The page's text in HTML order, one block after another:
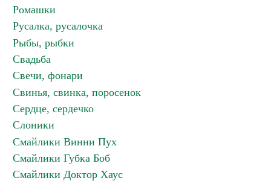
Ромашки
Русалка, русалочка
Рыбы, рыбки
Свадьба
Свечи, фонари
Свинья, свинка, поросенок
Сердце, сердечко
Слоники
Смайлики Винни Пух
Смайлики Губка Боб
Смайлики Доктор Хаус